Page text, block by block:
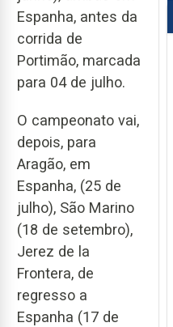
Espanha, antes da
corrida de
Portimão, marcada
para 04 de julho.
O campeonato vai,
depois, para
Aragão, em
Espanha, (25 de
julho), São Marino
(18 de setembro),
Jerez de la
Frontera, de
regresso a
Espanha (17 de